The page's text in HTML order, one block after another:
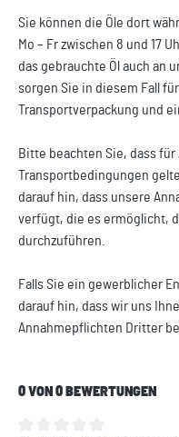
Sie können die Öle dort
Mo – Fr zwischen 8 und 17
das gebrauchte Öl auch an
sorgen Sie in diesem Fall
Transportverpackung und
Bitte beachten Sie, dass
Transportbedingungen
darauf hin, dass unsere
verfügt, die es ermöglicht,
durchzuführen.
Falls Sie ein gewerblicher
darauf hin, dass wir uns
Annahmepflichten Dritter
0 VON 0 BEWERTUNGEN